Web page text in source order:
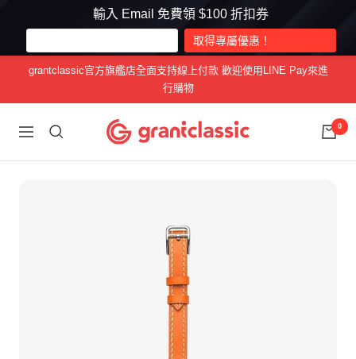
輸入 Email 免費領 $100 折扣券
內
grantclassic官方旗艦店全面支持線上付款 歡迎使用LINE Pay來進
行購物
導
grantclassic
特
0